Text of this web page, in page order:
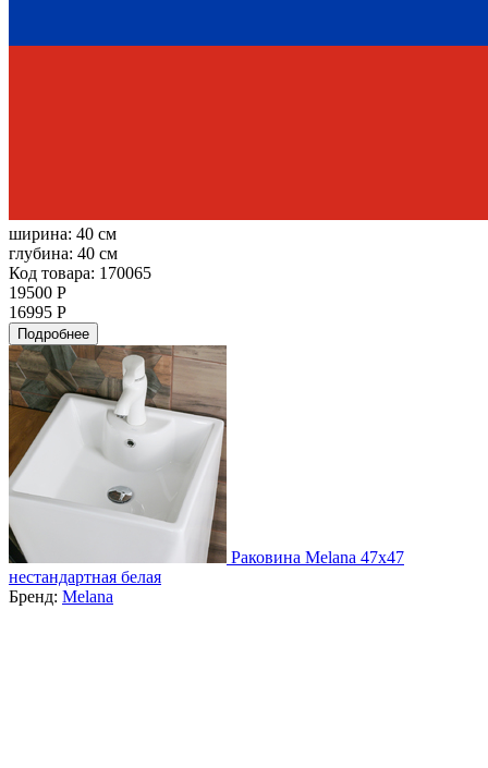
ширина: 40 см
глубина: 40 см
Код товара: 170065
19500 Р
16995 Р
Подробнее
Раковина Melana 47x47
нестандартная белая
Бренд: Melana